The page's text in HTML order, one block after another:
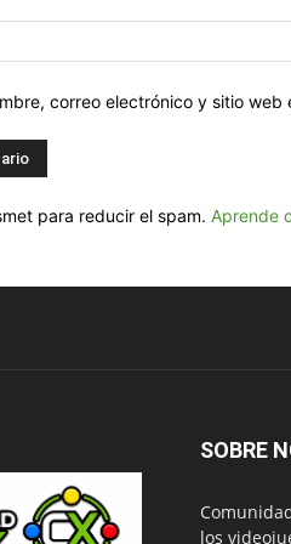
correo electrónico y sitio
para reducir el spam. Aprende
SOBRE
los